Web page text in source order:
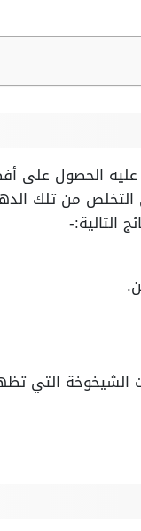
الحصول على
من تلك
التالية:-
الشيخوخة التي